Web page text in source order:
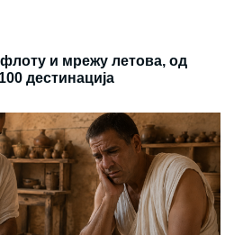
и мрежу летова, од
дестинација